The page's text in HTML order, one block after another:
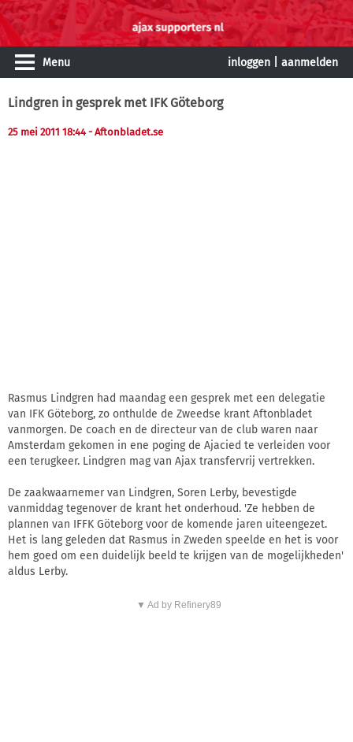
Menu inloggen aanmelden
Lindgren in gesprek met IFK Göteborg
25 mei 2011 18:44 - Aftonbladet.se
Rasmus Lindgren had maandag een gesprek met een delegatie
van IFK Göteborg, zo onthulde de Zweedse krant Aftonbladet
vanmorgen. De coach en de directeur van de club waren naar
Amsterdam gekomen in ene poging de Ajacied te verleiden voor
een terugkeer. Lindgren mag van Ajax transfervrij vertrekken.
De zaakwaarnemer van Lindgren, Soren Lerby, bevestigde
vanmiddag tegenover de krant het onderhoud. 'Ze hebben de
plannen van IFFK Göteborg voor de komende jaren uiteengezet.
Het is lang geleden dat Rasmus in Zweden speelde en het is voor
hem goed om een duidelijk beeld te krijgen van de mogelijkheden'
aldus Lerby.
▼ Ad by Refinery89